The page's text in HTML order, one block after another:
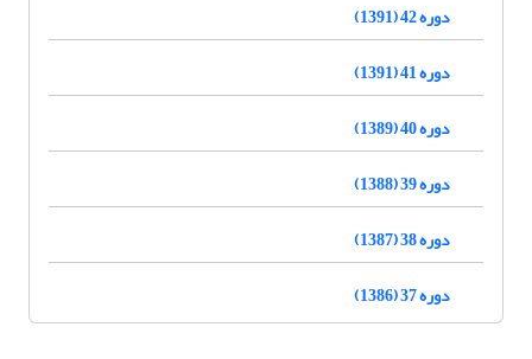
دوره 42 (1391)
دوره 41 (1391)
دوره 40 (1389)
دوره 39 (1388)
دوره 38 (1387)
دوره 37 (1386)